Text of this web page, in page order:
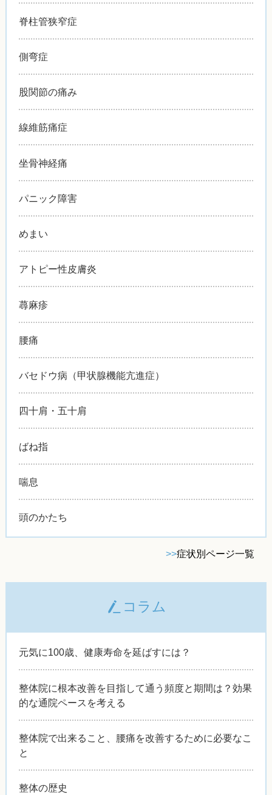
脊柱管狭窄症
側弯症
股関節の痛み
線維筋痛症
坐骨神経痛
パニック障害
めまい
アトピー性皮膚炎
蕁麻疹
腰痛
バセドウ病（甲状腺機能亢進症）
四十肩・五十肩
ばね指
喘息
頭のかたち
>>症状別ページ一覧
コラム
元気に100歳、健康寿命を延ばすには？
整体院に根本改善を目指して通う頻度と期間は？効果
的な通院ペースを考える
整体院で出来ること、腰痛を改善するために必要なこ
と
整体の歴史